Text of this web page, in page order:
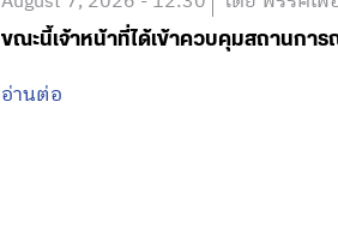
ขณะนี้เจ้าหน้าที่ได้เข้าควบคุมสถานกา
อ่านต่อ